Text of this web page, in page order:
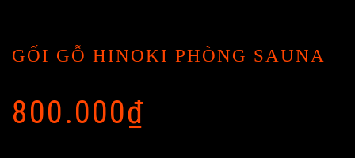
GỐI GỖ HINOKI PHÒNG SAUNA
800.000₫